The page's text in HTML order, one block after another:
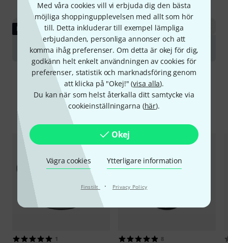
Med våra cookies vill vi erbjuda dig den bästa
möjliga shoppingupplevelsen med allt som hör
till. Detta inkluderar till exempel lämpliga
erbjudanden, personliga annonser och att
komma ihåg preferenser. Om detta är okej för dig,
godkänn helt enkelt användningen av cookies för
preferenser, statistik och marknadsföring genom
att klicka på "Okej!" (visa alla).
Du kan när som helst återkalla ditt samtycke via
cookieinställningarna (här).
Okej
Vägra cookies Ytterligare information
Finstilt · Privacy Policy
LADDA NED
B&C 15NBX100 8 Ohm
Jämför alternativ
1 8